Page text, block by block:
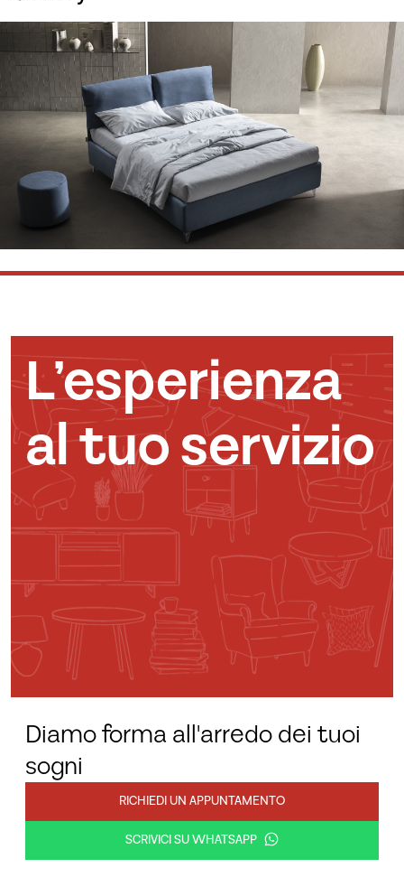
L’esperienza
al tuo servizio
Diamo forma all'arredo dei tuoi
sogni
RICHIEDI UN APPUNTAMENTO
SCRIVICI SU WHATSAPP